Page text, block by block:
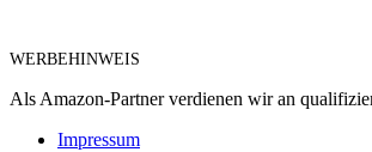
WERBEHINWEIS
Als Amazon-Partner verdienen wir an
Impressum